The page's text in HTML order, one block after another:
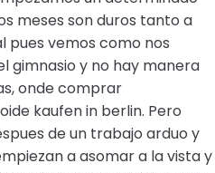
meses son duros tanto a
pues vemos como nos
gimnasio y no hay manera
onde comprar
kaufen in berlin. Pero
de un trabajo arduo y
a asomar a la vista y